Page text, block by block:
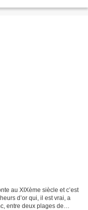
au XIXème siècle et c’est
d’or qui, il est vrai, a
entre deux plages de